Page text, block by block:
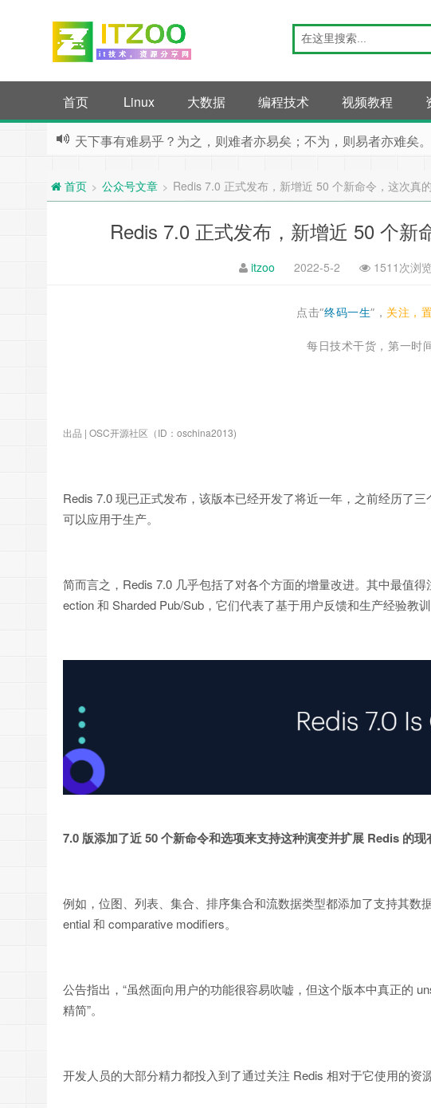
首页 Linux 大数据 编程技术 视频教程
天下事有难易乎？为之，则难者亦易矣；不为，则易者亦难矣。
首页 > 公众号文章 > Redis 7.0 正式发布，新增近 50 个新命令，这次真的
Redis 7.0 正式发布，新增近 50 个新
itzoo 2022-5-2 1511次浏
点击“终码一生”， 关注，
每日技术干货，第一时
出品 | OSC开源社区（ID：oschina2013)
Redis 7.0 现已正式发布，该版本已经开发了将近一年，之前经历了
可以应用于生产。
简而言之，Redis 7.0 几乎包括了对各个方面的增量改进。其中最值
ection 和 Sharded Pub/Sub，它们代表了基于用户反馈和生产经验教
7.0 版添加了近 50 个新命令和选项来支持这种演变并扩展 Redis 的现
例如，位图、列表、集合、排序集合和流数据类型都添加了支持其
ential 和 comparative modifiers。
公告指出，“虽然面向用户的功能很容易吹嘘，但这个版本中真正的
精简”。
开发人员的大部分精力都投入到了通过关注 Redis 相对于它使用的资